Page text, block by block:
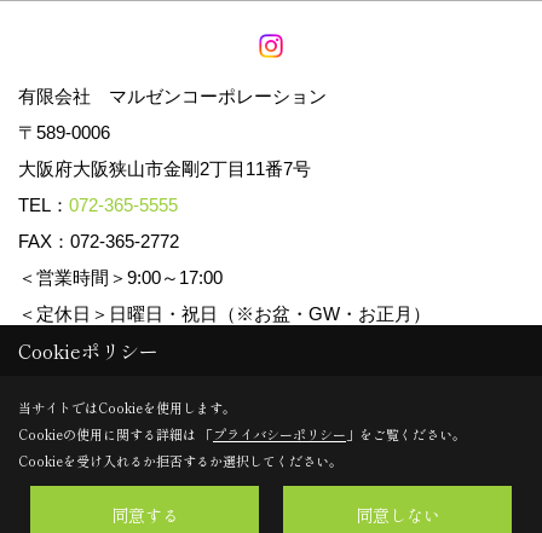
有限会社 マルゼンコーポレーション
〒589-0006
大阪府大阪狭山市金剛2丁目11番7号
TEL： 072-365-5555
FAX：072-365-2772
＜営業時間＞9:00～17:00
＜定休日＞日曜日・祝日（※お盆・GW・お正月）
Copyright (c) マルゼンコーポレーション. All Rights Reserved.
Produced byゴデスクリエイト
Cookieポリシー
当サイトではCookieを使用します。
Cookieの使用に関する詳細は 「プライバシーポリシー 」をご覧ください。
Cookieを受け入れるか拒否するか選択してください。
同意する 同意しない